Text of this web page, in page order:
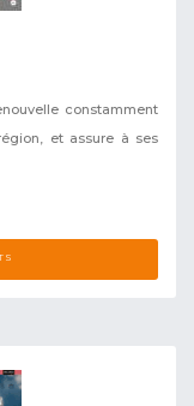
constamment
et assure à ses